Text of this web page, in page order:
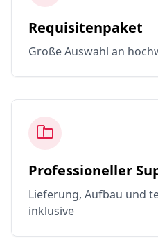
Requisitenpaket
Große Auswahl an
Professioneller
Lieferung, Aufbau und
inklusive